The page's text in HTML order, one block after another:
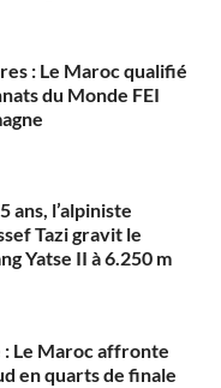
: Le Maroc qualifié
du Monde FEI
ans, l’alpiniste
Tazi gravit le
Yatse II à 6.250 m
Le Maroc affronte
en quarts de finale